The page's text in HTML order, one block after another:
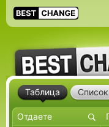
Таблица Список